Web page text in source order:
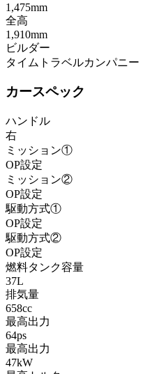
1,475mm
全高
1,910mm
ビルダー
タイムトラベルカンパニー
カースペック
ハンドル
右
ミッション①
OP設定
ミッション②
OP設定
駆動方式①
OP設定
駆動方式②
OP設定
燃料タンク容量
37L
排気量
658cc
最高出力
64ps
最高出力
47kW